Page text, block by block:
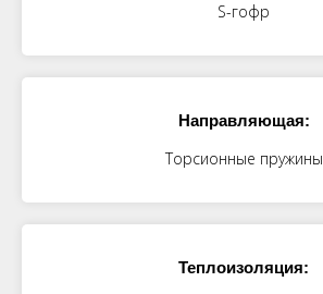
S-гофр
Направляющая:
Торсионные пружины
Теплоизоляция: